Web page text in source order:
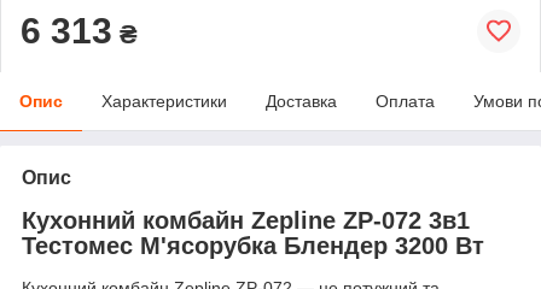
6 313 ₴
Опис Характеристики Доставка Оплата Умови
Опис
Кухонний комбайн Zepline ZP-072 3в1
Тестомес М'ясорубка Блендер 3200 Вт